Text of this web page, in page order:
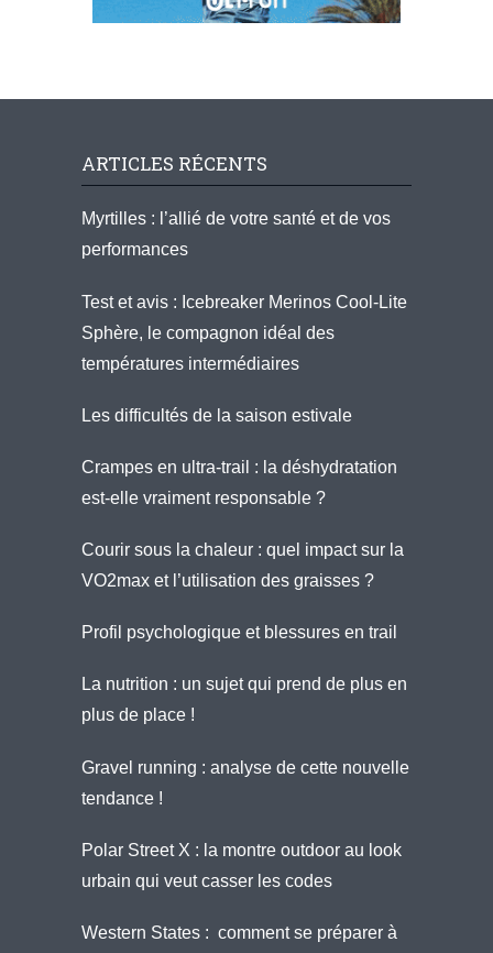
ARTICLES RÉCENTS
Myrtilles : l’allié de votre santé et de vos
performances
Test et avis : Icebreaker Merinos Cool-Lite
Sphère, le compagnon idéal des
températures intermédiaires
Les difficultés de la saison estivale
Crampes en ultra-trail : la déshydratation
est-elle vraiment responsable ?
Courir sous la chaleur : quel impact sur la
VO2max et l’utilisation des graisses ?
Profil psychologique et blessures en trail
La nutrition : un sujet qui prend de plus en
plus de place !
Gravel running : analyse de cette nouvelle
tendance !
Polar Street X : la montre outdoor au look
urbain qui veut casser les codes
Western States : comment se préparer à